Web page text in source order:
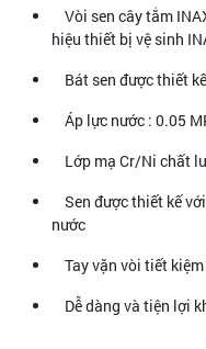
Vòi sen cây tắm
hiệu thiết bị vệ sinh
Bát sen được thiết
Áp lực nước : 0.05
Lớp mạ Cr/Ni chất
Sen được thiết kế
nước
Tay vặn vòi tiết
Dễ dàng và tiện lợi